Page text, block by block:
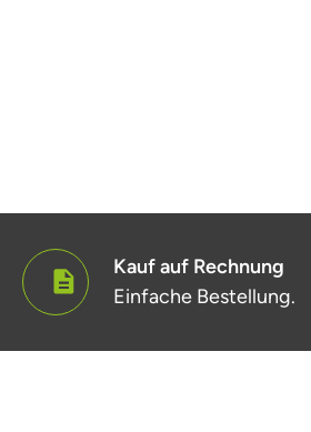
Kauf auf Rechnung
Einfache Bestellung.